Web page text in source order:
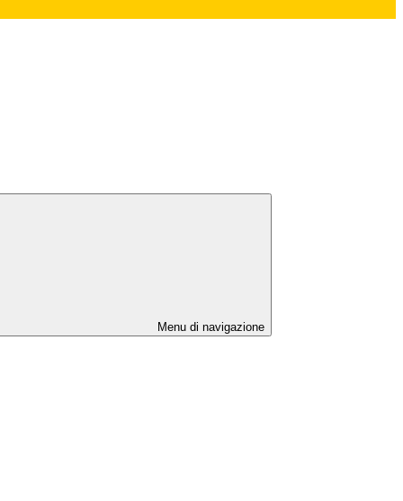
Menu di navigazione